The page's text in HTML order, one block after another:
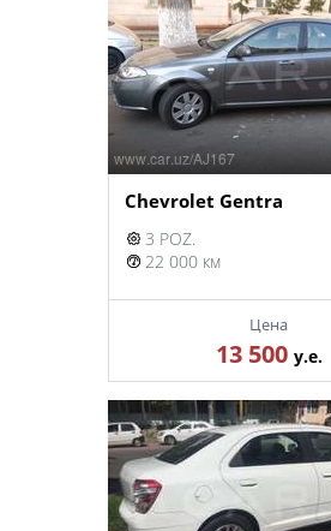
Chevrolet Gentra
3 POZ.
22 000 км
Цена
13 500 у.е.